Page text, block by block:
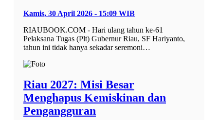
Kamis, 30 April 2026 - 15:09 WIB
RIAUBOOK.COM - Hari ulang tahun ke-61
Pelaksana Tugas (Plt) Gubernur Riau, SF Hariyanto,
tahun ini tidak hanya sekadar seremoni…
Riau 2027: Misi Besar
Menghapus Kemiskinan dan
Pengangguran